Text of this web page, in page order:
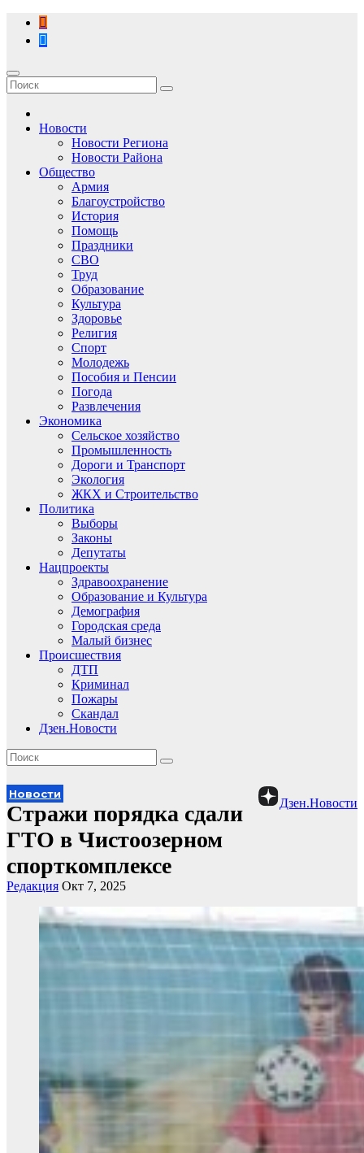
Перейти
содержимому
Новости
Новости Региона
Новости Района
Общество
Армия
Благоустройство
История
Помощь
Праздники
СВО
Труд
Образование
Культура
Здоровье
Религия
Спорт
Молодежь
Пособия и Пенсии
Погода
Развлечения
Экономика
Сельское хозяйство
Промышленность
Дороги и Транспорт
Экология
ЖКХ и Строительство
Политика
Выборы
Законы
Депутаты
Нацпроекты
Здравоохранение
Образование и Культура
Демография
Городская среда
Малый бизнес
Происшествия
ДТП
Криминал
Пожары
Скандал
Дзен.Новости
Дзен.Новости
Новости
Стражи порядка сдали
ГТО в Чистоозерном
спорткомплексе
Редакция Окт 7, 2025